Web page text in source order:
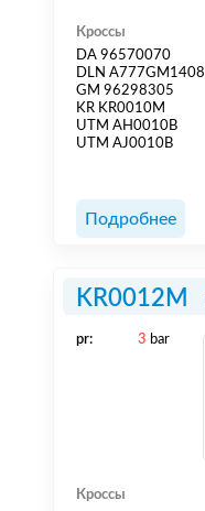
Кроссы
DA 96570070
DLN A777GM1408
GM 96298305
KR KR0010M
UTM AH0010B
UTM AJ0010B
Подробнее
KR0012M
pr: 3 bar
Кроссы